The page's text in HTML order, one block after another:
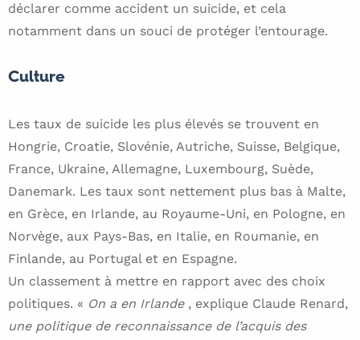
déclarer comme accident un suicide, et cela
notamment dans un souci de protéger l’entourage.
Culture
Les taux de suicide les plus élevés se trouvent en
Hongrie, Croatie, Slovénie, Autriche, Suisse, Belgique,
France, Ukraine, Allemagne, Luxembourg, Suède,
Danemark. Les taux sont nettement plus bas à Malte,
en Grèce, en Irlande, au Royaume-Uni, en Pologne, en
Norvège, aux Pays-Bas, en Italie, en Roumanie, en
Finlande, au Portugal et en Espagne.
Un classement à mettre en rapport avec des choix
politiques. « On a en Irlande , explique Claude Renard,
une politique de reconnaissance de l’acquis des